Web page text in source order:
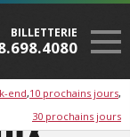
BILLETTERIE
end 10 prochains jours
30 prochains jours